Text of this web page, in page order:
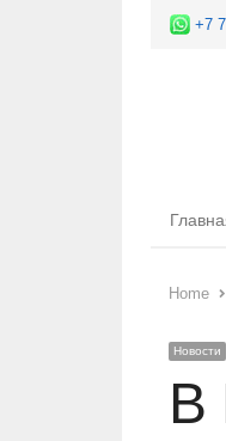
+7
Home
Новости
В